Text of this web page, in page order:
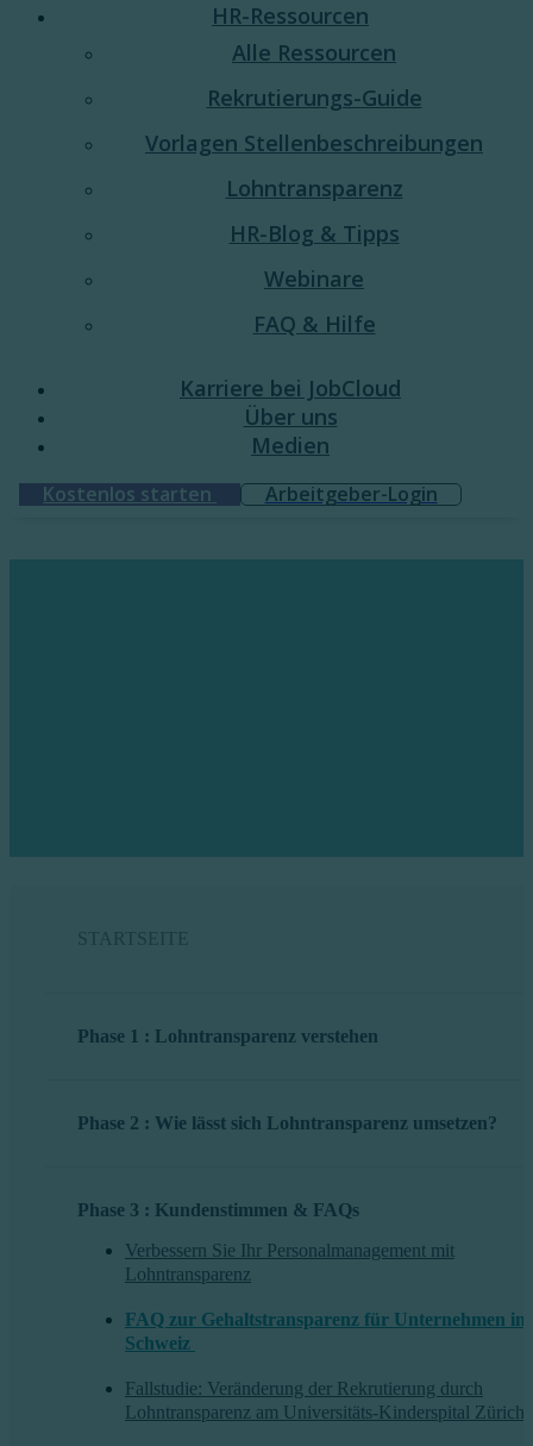
HR-Ressourcen
Alle Ressourcen
Rekrutierungs-Guide
Vorlagen Stellenbeschreibungen
Lohntransparenz
HR-Blog & Tipps
Webinare
FAQ & Hilfe
Karriere bei JobCloud​
Über uns
Medien
Kostenlos starten Arbeitgeber-Login
STARTSEITE
Phase 1 : Lohntransparenz verstehen
Phase 2 : Wie lässt sich Lohntransparenz umsetzen?
Phase 3 : Kundenstimmen & FAQs
Verbessern Sie Ihr Personalmanagement mit
Lohntransparenz
FAQ zur Gehaltstransparenz für Unternehmen in
Schweiz
Fallstudie: Veränderung der Rekrutierung durch
Lohntransparenz am Universitäts-Kinderspital Zürich